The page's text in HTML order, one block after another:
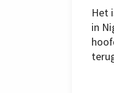
Het
inGrote
wat